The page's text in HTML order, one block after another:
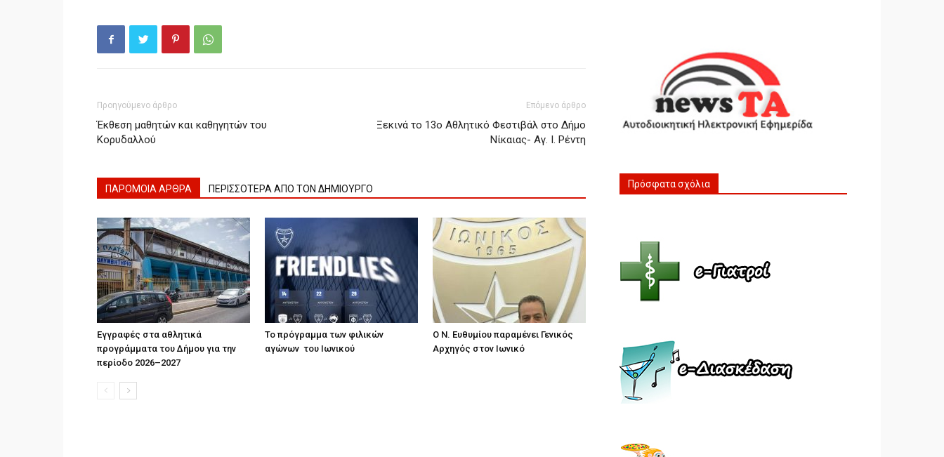
Προηγούμενο άρθρο
Έκθεση μαθητών και καθηγητών του
Κορυδαλλού
Επόμενο άρθρο
Ξεκινά το 13ο Αθλητικό Φεστιβάλ στο Δήμο
Νίκαιας- Αγ. Ι. Ρέντη
ΠΑΡΟΜΟΙΑ ΑΡΘΡΑ ΠΕΡΙΣΣΟΤΕΡΑ ΑΠΟ ΤΟΝ ΔΗΜΙΟΥΡΓΟ
Εγγραφές στα αθλητικά
προγράμματα του Δήμου για την
περίοδο 2026–2027
Το πρόγραμμα των φιλικών
αγώνων του Ιωνικού
Ο Ν. Ευθυμίου παραμένει Γενικός
Αρχηγός στον Ιωνικό
Πρόσφατα σχόλια